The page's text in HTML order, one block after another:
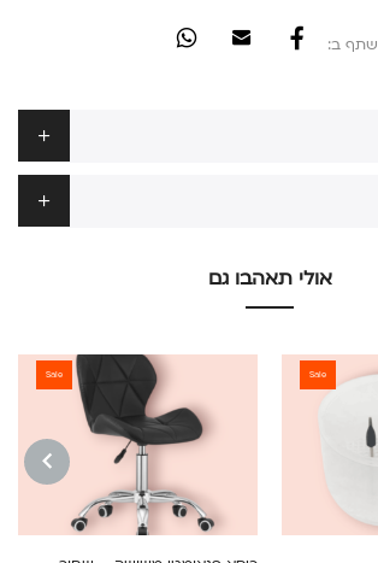
שתף ב:
אולי תאהבו גם
Sale
Sale